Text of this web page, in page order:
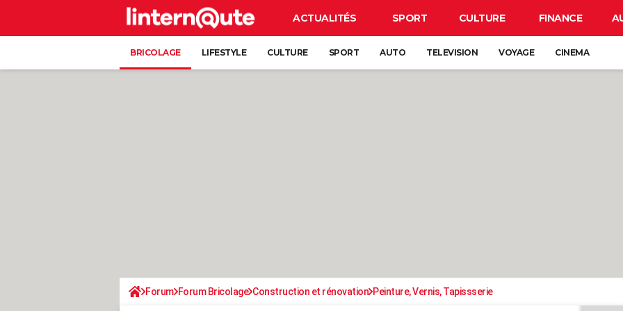
ACTUALITÉS SPORT CULTURE FINANCE
BRICOLAGE LIFESTYLE CULTURE SPORT AUTO TELEVISION VOYAGE CINEMA
Forum Forum Bricolage Construction et rénovation Peinture, Vernis, Tapissserie